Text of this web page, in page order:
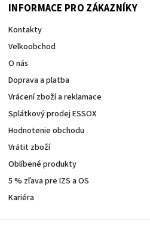
INFORMACE PRO ZÁKAZNÍKY
Kontakty
Velkoobchod
O nás
Doprava a platba
Vrácení zboží a reklamace
Splátkový prodej ESSOX
Hodnotenie obchodu
Vrátit zboží
Oblíbené produkty
5 % zľava pre IZS a OS
Kariéra